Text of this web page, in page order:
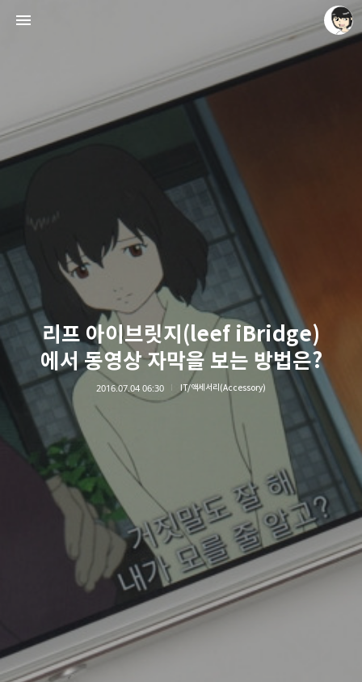
리프 아이브릿지(leef iBridge)
에서 동영상 자막을 보는 방법은?
2016.07.04 06:30 IT/액세서리(Accessory)
레이니아
레이니아